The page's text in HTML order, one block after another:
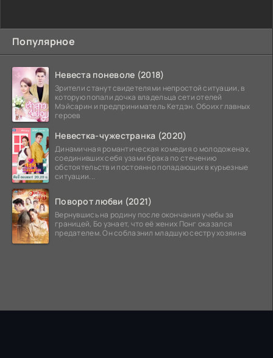
Популярное
Невеста поневоле (2018)
Зрители станут свидетелями непростой ситуации, в
которую попали дочка владельца сети отелей
Мэйсарин и предприниматель Кетдэн. Обоих главных
героев
Невестка-чужестранка (2020)
Динамичная романтическая комедия о молодоженах,
соединивших себя узами брака по стечению
обстоятельств и постоянно попадающих в курьезные
ситуации...
Поворот любви (2021)
Вернувшись на родину после окончания учебы за
границей, Бо узнает, что её жених Понг оказался
предателем. Он соблазнил младшую сестру хозяина